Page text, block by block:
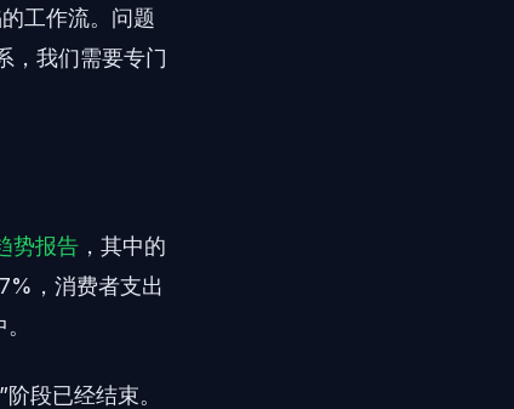
工作流。问题
，我们需要专门
势报告 ，其中的
，消费者支出
段已经结束。